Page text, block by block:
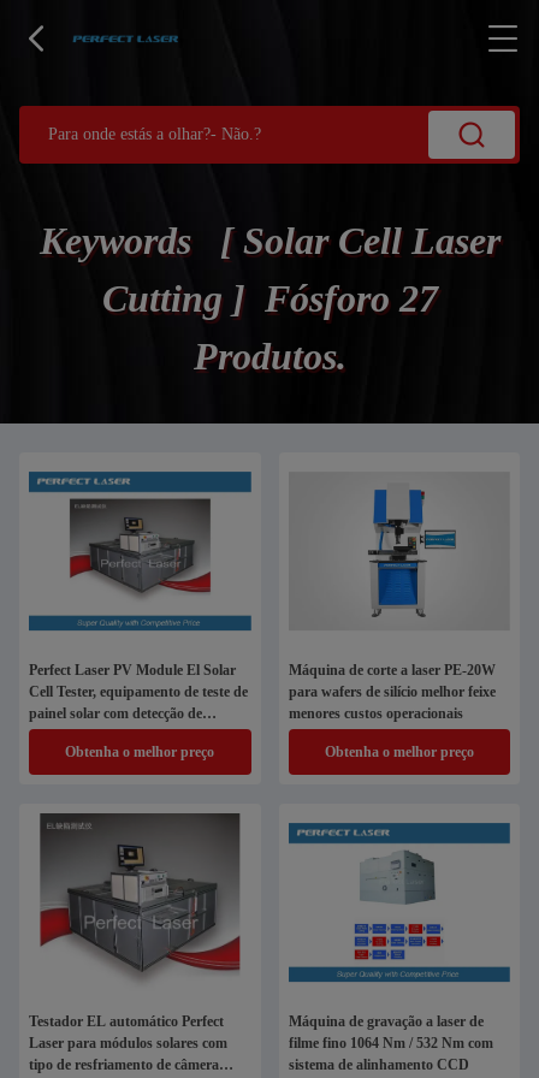
Keywords [ Solar Cell Laser
Cutting ] Fósforo 27
Produtos.
Perfect Laser PV Module El Solar
Cell Tester, equipamento de teste de
painel solar com detecção de
defeitos
Obtenha o melhor preço
Máquina de corte a laser PE-20W
para wafers de silício melhor feixe
menores custos operacionais
Obtenha o melhor preço
Testador EL automático Perfect
Laser para módulos solares com
tipo de resfriamento de câmera
Máquina de gravação a laser de
filme fino 1064 Nm / 532 Nm com
sistema de alinhamento CCD